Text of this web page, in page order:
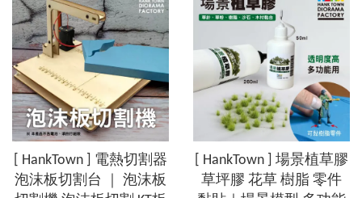
[ HankTown ] 電熱切割器
泡沫板切割台 ｜ 泡沫板
[ HankTown ] 場景植草膠
草坪膠 花草 樹脂 零件